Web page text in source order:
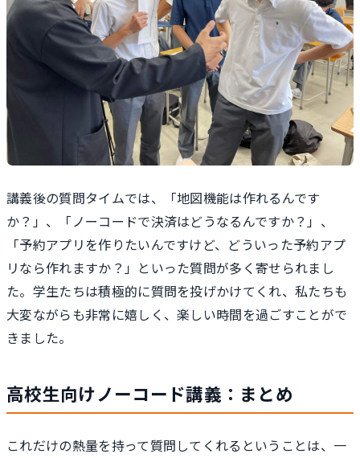
講義後の質問タイムでは、「地図機能は作れるんです
か？」、「ノーコードで決済はどうなるんですか？」、
「予約アプリを作りたいんですけど、どういった予約アプ
リなら作れますか？」といった質問が多く寄せられまし
た。学生たちは積極的に質問を投げかけてくれ、私たちも
大変ながらも非常に嬉しく、楽しい時間を過ごすことがで
きました。
高校生向けノーコード講義：まとめ
これだけの熱量を持って質問してくれるということは、一